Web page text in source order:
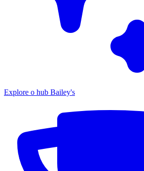
Explore o hub Bailey's